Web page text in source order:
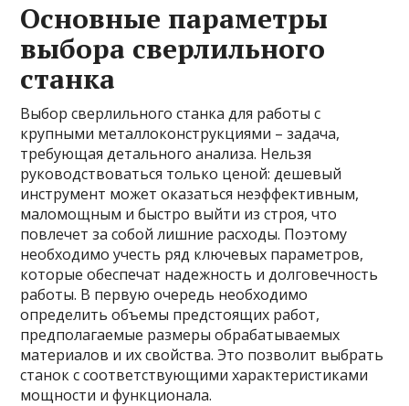
Основные параметры
выбора сверлильного
станка
Выбор сверлильного станка для работы с
крупными металлоконструкциями – задача,
требующая детального анализа. Нельзя
руководствоваться только ценой: дешевый
инструмент может оказаться неэффективным,
маломощным и быстро выйти из строя, что
повлечет за собой лишние расходы. Поэтому
необходимо учесть ряд ключевых параметров,
которые обеспечат надежность и долговечность
работы. В первую очередь необходимо
определить объемы предстоящих работ,
предполагаемые размеры обрабатываемых
материалов и их свойства. Это позволит выбрать
станок с соответствующими характеристиками
мощности и функционала.